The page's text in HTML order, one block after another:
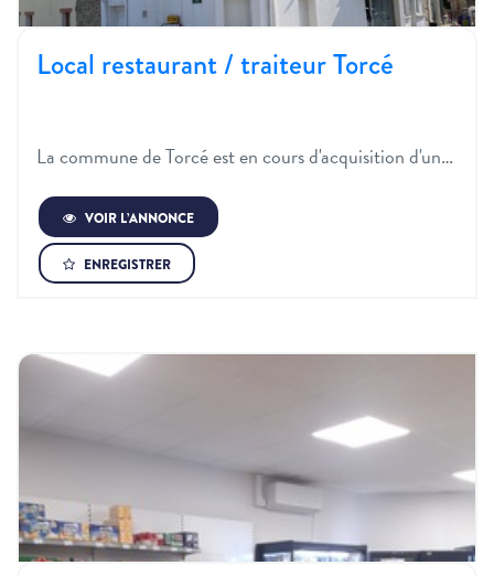
Local restaurant / traiteur Torcé
La commune de Torcé est en cours d'acquisition d'un…
VOIR L’ANNONCE
ENREGISTRER